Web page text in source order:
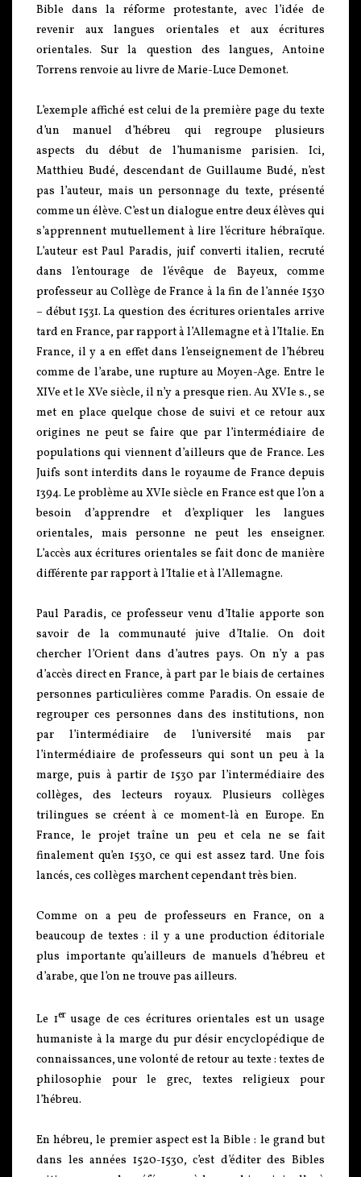
Bible dans la réforme protestante, avec l’idée de
revenir aux langues orientales et aux écritures
orientales. Sur la question des langues, Antoine
Torrens renvoie au livre de Marie-Luce Demonet.
L’exemple affiché est celui de la première page du texte
d’un manuel d’hébreu qui regroupe plusieurs
aspects du début de l’humanisme parisien. Ici,
Matthieu Budé, descendant de Guillaume Budé, n’est
pas l’auteur, mais un personnage du texte, présenté
comme un élève. C’est un dialogue entre deux élèves qui
s’apprennent mutuellement à lire l’écriture hébraïque.
L’auteur est Paul Paradis, juif converti italien, recruté
dans l’entourage de l’évêque de Bayeux, comme
professeur au Collège de France à la fin de l’année 1530
– début 1531. La question des écritures orientales arrive
tard en France, par rapport à l’Allemagne et à l’Italie. En
France, il y a en effet dans l’enseignement de l’hébreu
comme de l’arabe, une rupture au Moyen-Age. Entre le
XIVe et le XVe siècle, il n’y a presque rien. Au XVIe s., se
met en place quelque chose de suivi et ce retour aux
origines ne peut se faire que par l’intermédiaire de
populations qui viennent d’ailleurs que de France. Les
Juifs sont interdits dans le royaume de France depuis
1394. Le problème au XVIe siècle en France est que l’on a
besoin d’apprendre et d’expliquer les langues
orientales, mais personne ne peut les enseigner.
L’accès aux écritures orientales se fait donc de manière
différente par rapport à l’Italie et à l’Allemagne.
Paul Paradis, ce professeur venu d’Italie apporte son
savoir de la communauté juive d’Italie. On doit
chercher l’Orient dans d’autres pays. On n’y a pas
d’accès direct en France, à part par le biais de certaines
personnes particulières comme Paradis. On essaie de
regrouper ces personnes dans des institutions, non
par l’intermédiaire de l’université mais par
l’intermédiaire de professeurs qui sont un peu à la
marge, puis à partir de 1530 par l’intermédiaire des
collèges, des lecteurs royaux. Plusieurs collèges
trilingues se créent à ce moment-là en Europe. En
France, le projet traîne un peu et cela ne se fait
finalement qu’en 1530, ce qui est assez tard. Une fois
lancés, ces collèges marchent cependant très bien.
Comme on a peu de professeurs en France, on a
beaucoup de textes : il y a une production éditoriale
plus importante qu’ailleurs de manuels d’hébreu et
d’arabe, que l’on ne trouve pas ailleurs.
Le 1erusage de ces écritures orientales est un usage
humaniste à la marge du pur désir encyclopédique de
connaissances, une volonté de retour au texte : textes de
philosophie pour le grec, textes religieux pour
l’hébreu.
En hébreu, le premier aspect est la Bible : le grand but
dans les années 1520-1530, c’est d’éditer des Bibles